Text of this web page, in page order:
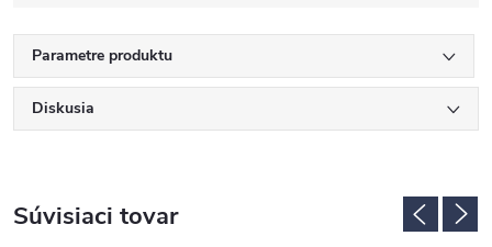
Parametre produktu
Diskusia
Súvisiaci tovar